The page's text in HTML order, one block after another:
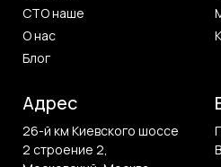
СТО наше
О нас
Блог
Адрес
26-й км Киевского шоссе
2 строение 2,